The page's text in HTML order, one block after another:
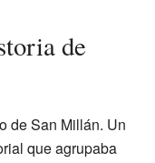
de
de San Millán. Un
que agrupaba